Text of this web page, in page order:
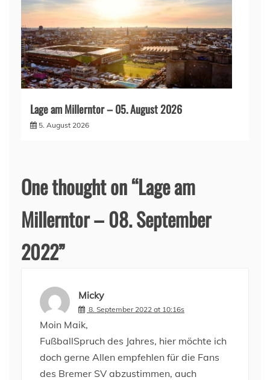
Lage am Millerntor – 05. August 2026
5. August 2026
One thought on “Lage am
Millerntor – 08. September
2022”
Micky
8. September 2022 at 10:16s
Moin Maik,
FußballSpruch des Jahres, hier möchte ich
doch gerne Allen empfehlen für die Fans
des Bremer SV abzustimmen, auch